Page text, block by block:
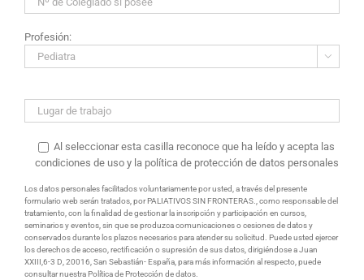
Profesión:

Al seleccionar esta casilla reconoce que ha leído y acepta las
condiciones de uso y la política de protección de datos personales
Los datos personales facilitados voluntariamente por usted, a través del presente
formulario web serán tratados, por PALIATIVOS SIN FRONTERAS., como responsable del
tratamiento, con la finalidad de gestionar la inscripción y participación en cursos,
seminarios y eventos, sin que se produzca comunicaciones o cesiones de datos y
conservados durante los plazos necesarios para atender su solicitud. Puede usted ejercer
los derechos de acceso, rectificación o supresión de sus datos, dirigiéndose a Juan
XXIII,6-3 D, 20016, San Sebastián- España, para más información al respecto, puede
consultar nuestra Política de Protección de datos.